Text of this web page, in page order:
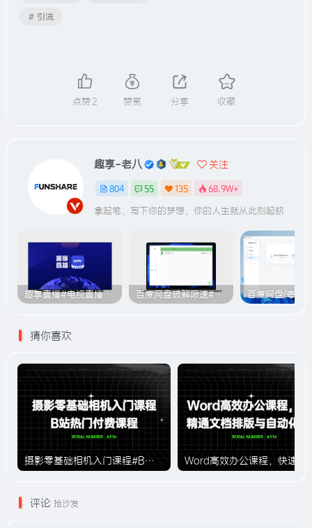
# 引流
点赞2 赞赏 分享 收藏
趣享-老八 关注
804 55 135 68.9W+
拿起笔，写下你的梦想，你的人生就从此刻起航
趣享直播#电视直播软件#2000+个超清直播频道#支持电视和安卓手机 百度网盘破解限速#突破官方限速#满速下载#A614
猜你喜欢
摄影零基础相机入门课程#B站付费课程#A936
评论 抢沙发